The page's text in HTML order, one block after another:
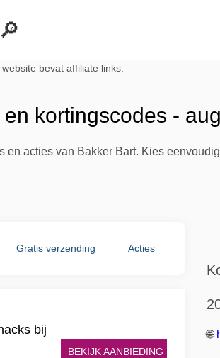
website bevat affiliate links.
kortingscodes -
acties van Bakker Bart. Kies
Gratis verzending Acties
bij
BEKIJK AANBIEDING
🌐